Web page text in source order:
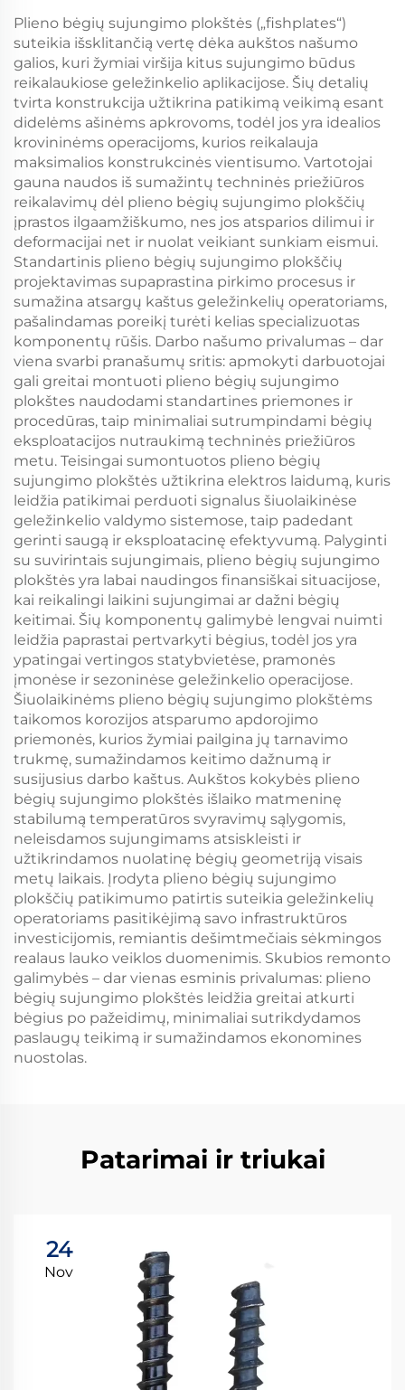
Plieno bėgių sujungimo plokštės („fishplates“)
suteikia išsklitančią vertę dėka aukštos našumo
galios, kuri žymiai viršija kitus sujungimo būdus
reikalaukiose geležinkelio aplikacijose. Šių detalių
tvirta konstrukcija užtikrina patikimą veikimą esant
didelėms ašinėms apkrovoms, todėl jos yra idealios
krovininėms operacijoms, kurios reikalauja
maksimalios konstrukcinės vientisumo. Vartotojai
gauna naudos iš sumažintų techninės priežiūros
reikalavimų dėl plieno bėgių sujungimo plokščių
įprastos ilgaamžiškumo, nes jos atsparios dilimui ir
deformacijai net ir nuolat veikiant sunkiam eismui.
Standartinis plieno bėgių sujungimo plokščių
projektavimas supaprastina pirkimo procesus ir
sumažina atsargų kaštus geležinkelių operatoriams,
pašalindamas poreikį turėti kelias specializuotas
komponentų rūšis. Darbo našumo privalumas – dar
viena svarbi pranašumų sritis: apmokyti darbuotojai
gali greitai montuoti plieno bėgių sujungimo
plokštes naudodami standartines priemones ir
procedūras, taip minimaliai sutrumpindami bėgių
eksploatacijos nutraukimą techninės priežiūros
metu. Teisingai sumontuotos plieno bėgių
sujungimo plokštės užtikrina elektros laidumą, kuris
leidžia patikimai perduoti signalus šiuolaikinėse
geležinkelio valdymo sistemose, taip padedant
gerinti saugą ir eksploatacinę efektyvumą. Palyginti
su suvirintais sujungimais, plieno bėgių sujungimo
plokštės yra labai naudingos finansiškai situacijose,
kai reikalingi laikini sujungimai ar dažni bėgių
keitimai. Šių komponentų galimybė lengvai nuimti
leidžia paprastai pertvarkyti bėgius, todėl jos yra
ypatingai vertingos statybvietėse, pramonės
įmonėse ir sezoninėse geležinkelio operacijose.
Šiuolaikinėms plieno bėgių sujungimo plokštėms
taikomos korozijos atsparumo apdorojimo
priemonės, kurios žymiai pailgina jų tarnavimo
trukmę, sumažindamos keitimo dažnumą ir
susijusius darbo kaštus. Aukštos kokybės plieno
bėgių sujungimo plokštės išlaiko matmeninę
stabilumą temperatūros svyravimų sąlygomis,
neleisdamos sujungimams atsiskleisti ir
užtikrindamos nuolatinę bėgių geometriją visais
metų laikais. Įrodyta plieno bėgių sujungimo
plokščių patikimumo patirtis suteikia geležinkelių
operatoriams pasitikėjimą savo infrastruktūros
investicijomis, remiantis dešimtmečiais sėkmingos
realaus lauko veiklos duomenimis. Skubios remonto
galimybės – dar vienas esminis privalumas: plieno
bėgių sujungimo plokštės leidžia greitai atkurti
bėgius po pažeidimų, minimaliai sutrikdydamos
paslaugų teikimą ir sumažindamos ekonomines
nuostolas.
Patarimai ir triukai
24
Nov